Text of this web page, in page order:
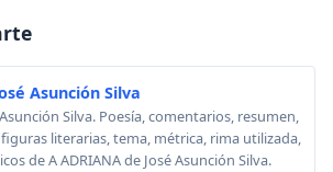
Asunción Silva
Silva. Poesía, comentarios, resumen,
literarias, tema, métrica, rima utilizada,
de A ADRIANA de José Asunción Silva.